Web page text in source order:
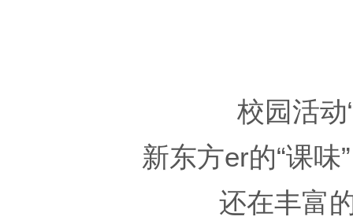
校园活动
新东方er的“课味
还在丰富